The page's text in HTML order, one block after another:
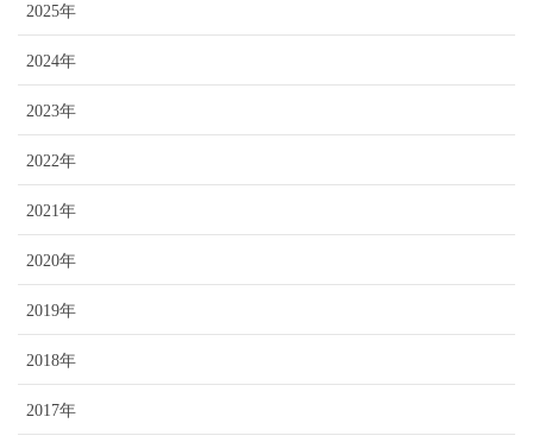
2025年
2024年
2023年
2022年
2021年
2020年
2019年
2018年
2017年